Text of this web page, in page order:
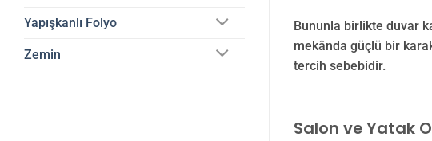
Yapışkanlı Folyo
Zemin
Bununla birlikte duvar
mekânda güçlü bir
tercih sebebidir.
Salon ve Yatak